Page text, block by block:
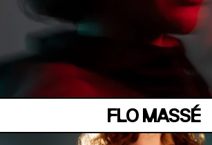
FLO MASSÉ
MANOIR DE KEROUAL
Samedi 04 juillet